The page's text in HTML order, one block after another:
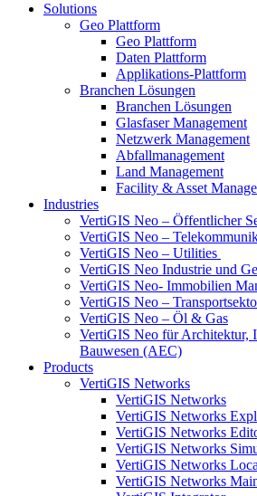
Solutions
Geo Plattform
Geo Plattform
Daten Plattform
Applikations-Plattform
Branchen Lösungen
Branchen Lösungen
Glasfaser Management
Netzwerk Management
Abfallmanagement
Land Management
Facility & Asset
Industries
VertiGIS Neo – Öffentlicher
VertiGIS Neo –
VertiGIS Neo – Utilities
VertiGIS Neo Industrie und
VertiGIS Neo- Immobilien
VertiGIS Neo –
VertiGIS Neo – Öl & Gas
VertiGIS Neo für Architektur,
Bauwesen (AEC)
Products
VertiGIS Networks
VertiGIS Networks
VertiGIS Networks
VertiGIS Networks
VertiGIS Networks
VertiGIS Networks
VertiGIS Networks